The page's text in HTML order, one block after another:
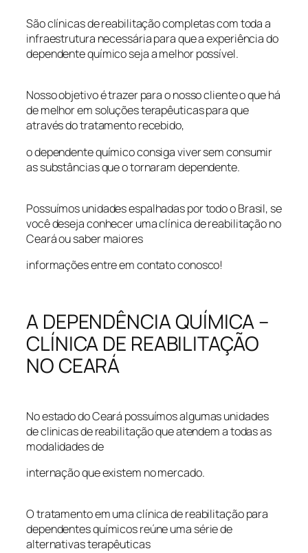
São clínicas de reabilitação completas com toda a
infraestrutura necessária para que a experiência do
dependente químico seja a melhor possível.
Nosso objetivo é trazer para o nosso cliente o que há
de melhor em soluções terapêuticas para que
através do tratamento recebido,
o dependente químico consiga viver sem consumir
as substâncias que o tornaram dependente.
Possuímos unidades espalhadas por todo o Brasil, se
você deseja conhecer uma clínica de reabilitação no
Ceará ou saber maiores
informações entre em contato conosco!
A DEPENDÊNCIA QUÍMICA –
CLÍNICA DE REABILITAÇÃO
NO CEARÁ
No estado do Ceará possuímos algumas unidades
de clinicas de reabilitação que atendem a todas as
modalidades de
internação que existem no mercado.
O tratamento em uma clínica de reabilitação para
dependentes químicos reúne uma série de
alternativas terapêuticas